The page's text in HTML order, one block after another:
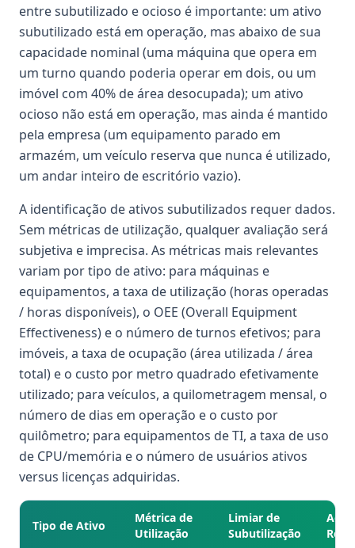
entre subutilizado e ocioso é importante: um ativo
subutilizado está em operação, mas abaixo de sua
capacidade nominal (uma máquina que opera em
um turno quando poderia operar em dois, ou um
imóvel com 40% de área desocupada); um ativo
ocioso não está em operação, mas ainda é mantido
pela empresa (um equipamento parado em
armazém, um veículo reserva que nunca é utilizado,
um andar inteiro de escritório vazio).
A identificação de ativos subutilizados requer dados.
Sem métricas de utilização, qualquer avaliação será
subjetiva e imprecisa. As métricas mais relevantes
variam por tipo de ativo: para máquinas e
equipamentos, a taxa de utilização (horas operadas
/ horas disponíveis), o OEE (Overall Equipment
Effectiveness) e o número de turnos efetivos; para
imóveis, a taxa de ocupação (área utilizada / área
total) e o custo por metro quadrado efetivamente
utilizado; para veículos, a quilometragem mensal, o
número de dias em operação e o custo por
quilômetro; para equipamentos de TI, a taxa de uso
de CPU/memória e o número de usuários ativos
versus licenças adquiridas.
Tipo de Ativo
Métrica de
Utilização
Limiar de
Subutilização
Ação